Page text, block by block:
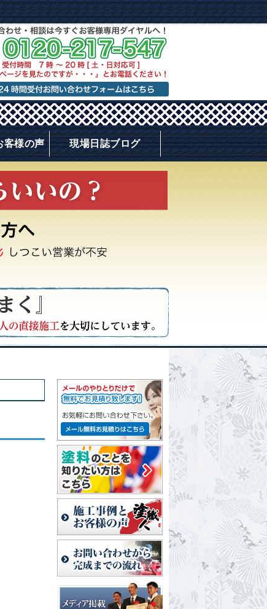
客様の声 現場日誌ブログ